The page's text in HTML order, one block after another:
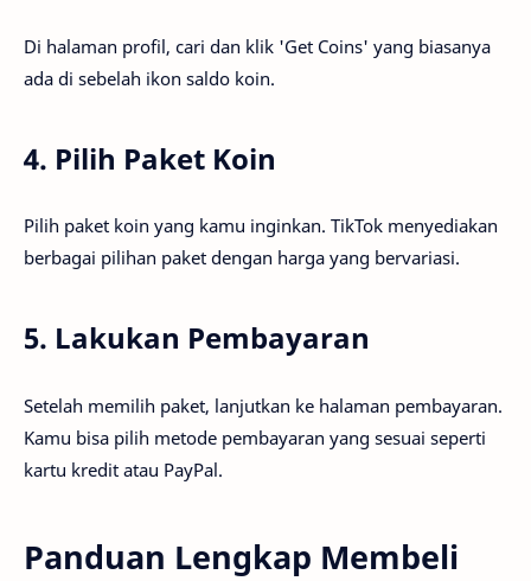
Di halaman profil, cari dan klik 'Get Coins' yang biasanya
ada di sebelah ikon saldo koin.
4. Pilih Paket Koin
Pilih paket koin yang kamu inginkan. TikTok menyediakan
berbagai pilihan paket dengan harga yang bervariasi.
5. Lakukan Pembayaran
Setelah memilih paket, lanjutkan ke halaman pembayaran.
Kamu bisa pilih metode pembayaran yang sesuai seperti
kartu kredit atau PayPal.
Panduan Lengkap Membeli